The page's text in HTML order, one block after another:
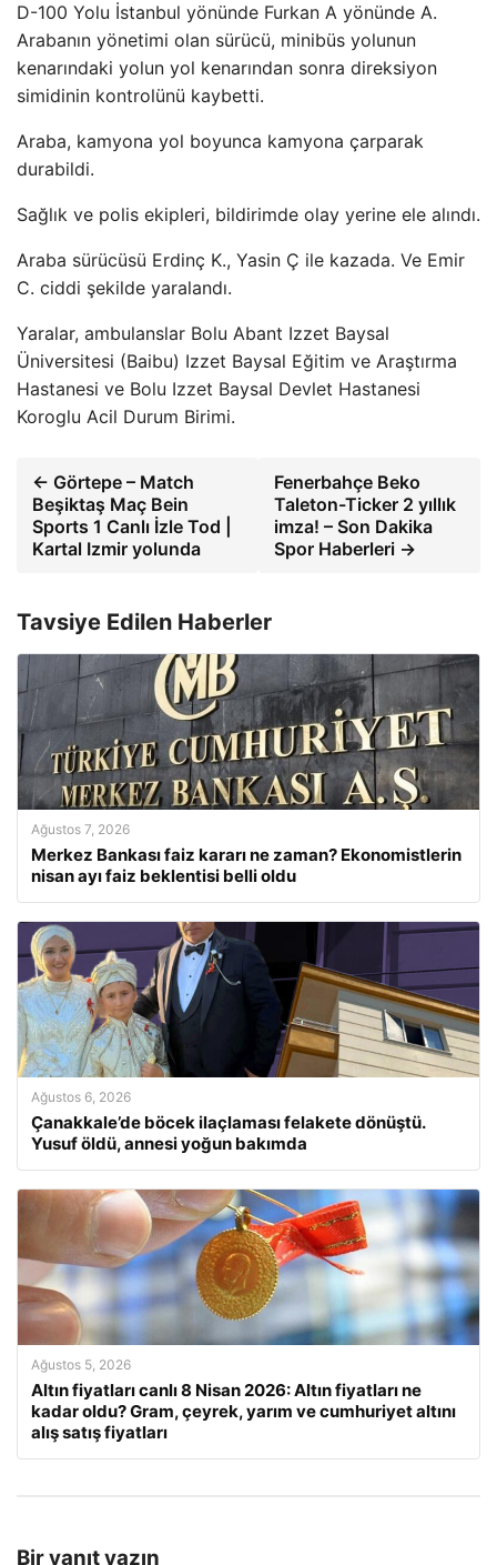
D-100 Yolu İstanbul yönünde Furkan A yönünde A.
Arabanın yönetimi olan sürücü, minibüs yolunun
kenarındaki yolun yol kenarından sonra direksiyon
simidinin kontrolünü kaybetti.
Araba, kamyona yol boyunca kamyona çarparak
durabildi.
Sağlık ve polis ekipleri, bildirimde olay yerine ele alındı.
Araba sürücüsü Erdinç K., Yasin Ç ile kazada. Ve Emir
C. ciddi şekilde yaralandı.
Yaralar, ambulanslar Bolu Abant Izzet Baysal
Üniversitesi (Baibu) Izzet Baysal Eğitim ve Araştırma
Hastanesi ve Bolu Izzet Baysal Devlet Hastanesi
Koroglu Acil Durum Birimi.
← Görtepe – Match
Beşiktaş Maç Bein
Sports 1 Canlı İzle Tod |
Kartal Izmir yolunda
Fenerbahçe Beko
Taleton-Ticker 2 yıllık
imza! – Son Dakika
Spor Haberleri →
Tavsiye Edilen Haberler
Ağustos 7, 2026
Merkez Bankası faiz kararı ne zaman? Ekonomistlerin
nisan ayı faiz beklentisi belli oldu
Ağustos 6, 2026
Çanakkale’de böcek ilaçlaması felakete dönüştü.
Yusuf öldü, annesi yoğun bakımda
Ağustos 5, 2026
Altın fiyatları canlı 8 Nisan 2026: Altın fiyatları ne
kadar oldu? Gram, çeyrek, yarım ve cumhuriyet altını
alış satış fiyatları
Bir yanıt yazın